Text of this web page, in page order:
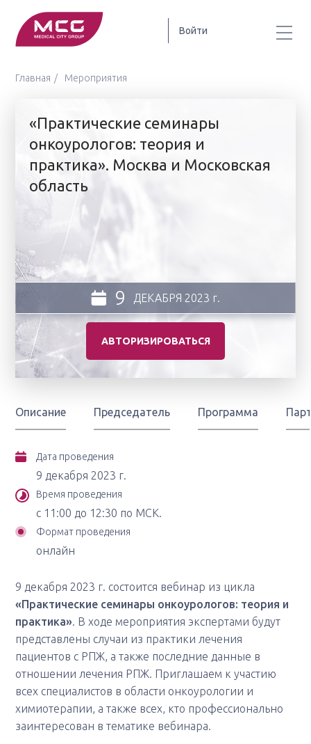
Войти
Главная Мероприятия
«Практические семинары
онкоурологов: теория и
практика». Москва и Московская
область
АВТОРИЗИРОВАТЬСЯ
9 ДЕКАБРЯ 2023 г.
Описание Председатель Программа
Дата проведения
9 декабря 2023 г.
Время проведения
с 11:00 до 12:30 по МСК.
Формат проведения
онлайн
9 декабря 2023 г. состоится вебинар из цикла
«Практические семинары онкоурологов: теория и
практика». В ходе мероприятия экспертами будут
представлены случаи из практики лечения
пациентов с РПЖ, а также последние данные в
отношении лечения РПЖ. Приглашаем к участию
всех специалистов в области онкоурологии и
химиотерапии, а также всех, кто профессионально
заинтересован в тематике вебинара.